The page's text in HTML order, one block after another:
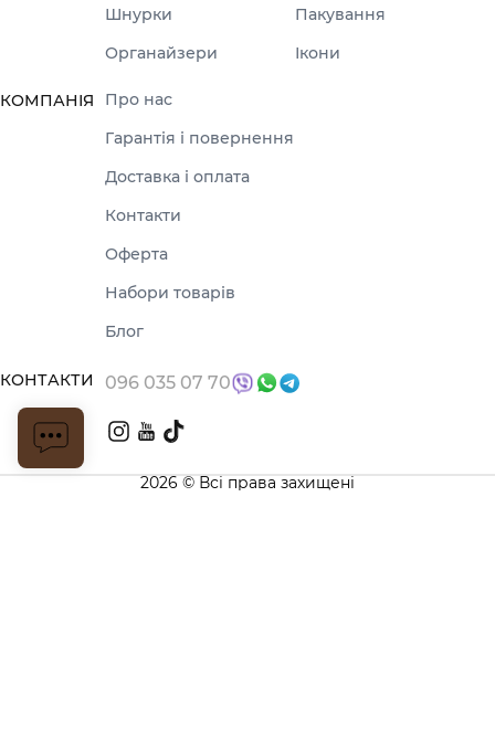
Шнурки
Пакування
Органайзери
Ікони
КОМПАНІЯ
Про нас
Гарантія і повернення
Доставка і оплата
Контакти
Оферта
Набори товарів
Блог
КОНТАКТИ 096 035 07 70
2026 © Всі права захищені